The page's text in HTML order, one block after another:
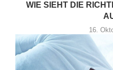
WIE SIEHT DIE
16.